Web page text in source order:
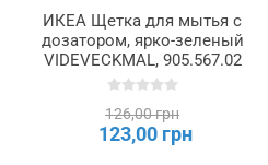
ИКЕА Щетка для мытья с
дозатором, ярко-зеленый
VIDEVECKMAL, 905.567.02
126,00 грн
123,00 грн